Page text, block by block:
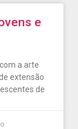
e
a arte
extensão
de